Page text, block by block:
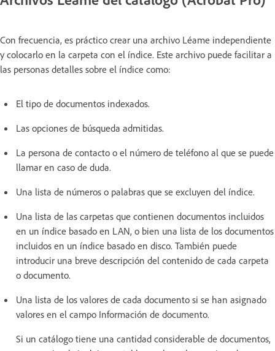
Con frecuencia, es práctico crear una archivo Léame independiente
y colocarlo en la carpeta con el índice. Este archivo puede facilitar a
las personas detalles sobre el índice como:
El tipo de documentos indexados.
Las opciones de búsqueda admitidas.
La persona de contacto o el número de teléfono al que se puede
llamar en caso de duda.
Una lista de números o palabras que se excluyen del índice.
Una lista de las carpetas que contienen documentos incluidos
en un índice basado en LAN, o bien una lista de los documentos
incluidos en un índice basado en disco. También puede
introducir una breve descripción del contenido de cada carpeta
o documento.
Una lista de los valores de cada documento si se han asignado
valores en el campo Información de documento.
Si un catálogo tiene una cantidad considerable de documentos,